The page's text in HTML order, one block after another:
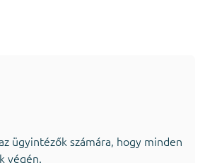
ügyintézők számára, hogy minden
végén.